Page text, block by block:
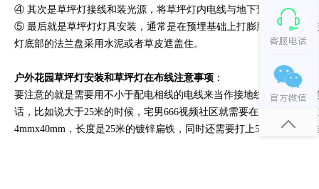
④ 其次是草坪灯接线和装光源，将草坪灯内电线与地下预留主线对
⑤ 最后就是草坪灯灯具安装，通常是在预埋基础上打膨胀螺丝固定
灯底部的法兰盘采用水泥或者草皮遮盖住。
户外花园草坪灯安装和草坪灯在布线注意事项 ：
要注意的就是需要用不小于配电相线的电线来当作接地线，让其可
话，比如说大于25米的时候，宅男666视频社区就需要在末端再做一
4mmx40mm，长度是25米的镀锌扁铁，同时还需要打上5个接地极，